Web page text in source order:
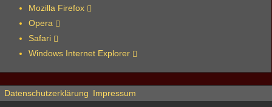
Mozilla Firefox
Opera
Safari
Windows Internet Explorer
Datenschutzerklärung Impressum